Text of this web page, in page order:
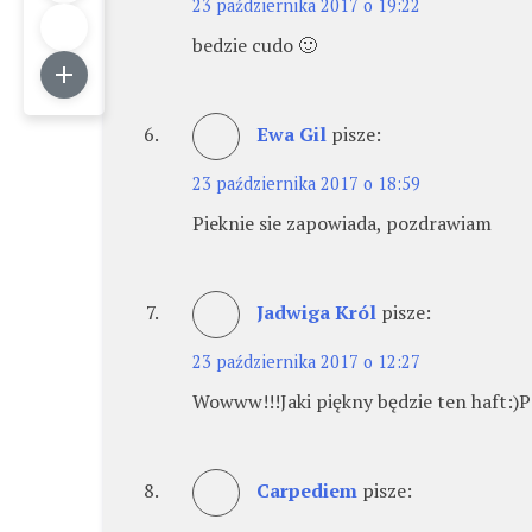
23 października 2017 o 19:22
bedzie cudo 🙂
Ewa Gil pisze:
23 października 2017 o 18:59
Pieknie sie zapowiada, pozdrawiam
Jadwiga Król pisze:
23 października 2017 o 12:27
Wowww!!!Jaki piękny będzie ten
Carpediem pisze: